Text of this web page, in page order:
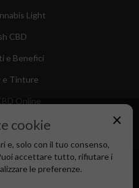
Light
CBD
e Benefici
e Tinture
Online
×
cookie
e, solo con il tuo consenso,
accettare tutto, rifiutare i
le preferenze.
di Fiducia dal 2018